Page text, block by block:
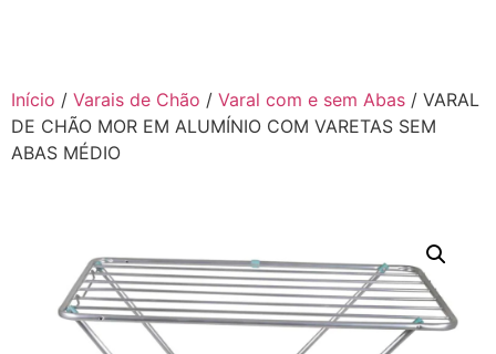
Início / Varais de Chão / Varal com e sem Abas / VARAL
DE CHÃO MOR EM ALUMÍNIO COM VARETAS SEM
ABAS MÉDIO